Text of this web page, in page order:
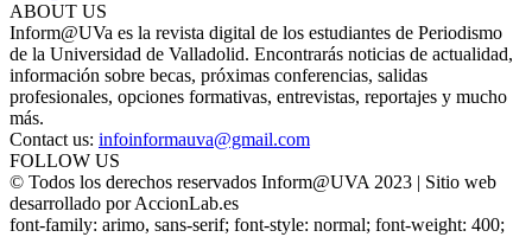
ABOUT US
Inform@UVa es la revista digital de los estudiantes de Periodismo
de la Universidad de Valladolid. Encontrarás noticias de actualidad,
información sobre becas, próximas conferencias, salidas
profesionales, opciones formativas, entrevistas, reportajes y mucho
más.
Contact us: infoinformauva@gmail.com
FOLLOW US
© Todos los derechos reservados Inform@UVA 2023 | Sitio web
desarrollado por AccionLab.es
font-family: arimo, sans-serif; font-style: normal; font-weight: 400;